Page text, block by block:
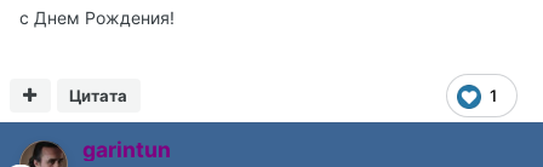
с Днем Рождения!
1
Цитата
garintun